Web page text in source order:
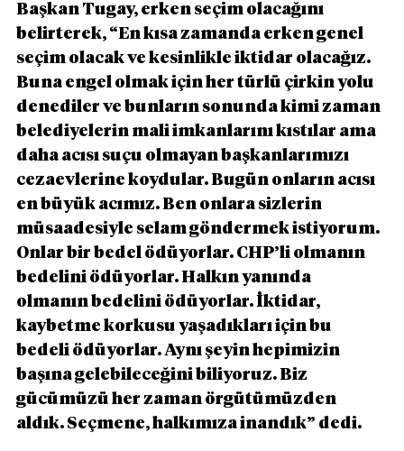
Başkan Tugay, erken seçim olacağını
belirterek, “En kısa zamanda erken genel
seçim olacak ve kesinlikle iktidar olacağız.
Buna engel olmak için her türlü çirkin yolu
denediler ve bunların sonunda kimi zaman
belediyelerin mali imkanlarını kıstılar ama
daha acısı suçu olmayan başkanlarımızı
cezaevlerine koydular. Bugün onların acısı
en büyük acımız. Ben onlara sizlerin
müsaadesiyle selam göndermek istiyorum.
Onlar bir bedel ödüyorlar. CHP’li olmanın
bedelini ödüyorlar. Halkın yanında
olmanın bedelini ödüyorlar. İktidar,
kaybetme korkusu yaşadıkları için bu
bedeli ödüyorlar. Aynı şeyin hepimizin
başına gelebileceğini biliyoruz. Biz
gücümüzü her zaman örgütümüzden
aldık. Seçmene, halkımıza inandık” dedi.